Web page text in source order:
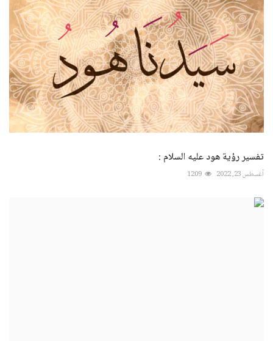
تفسير رؤية هود عليه السلام :
أغسطس 23, 2022 1209